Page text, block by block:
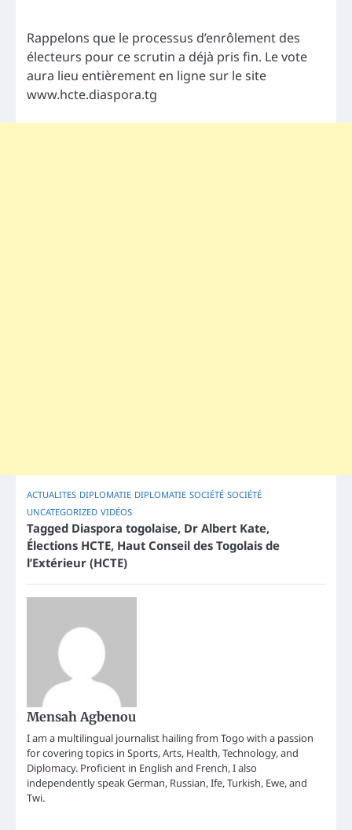
Rappelons que le processus d’enrôlement des
électeurs pour ce scrutin a déjà pris fin. Le vote
aura lieu entièrement en ligne sur le site
www.hcte.diaspora.tg
ACTUALITES DIPLOMATIE DIPLOMATIE SOCIÉTÉ SOCIÉTÉ
UNCATEGORIZED VIDÉOS
Tagged Diaspora togolaise, Dr Albert Kate,
Élections HCTE, Haut Conseil des Togolais de
l’Extérieur (HCTE)
Mensah Agbenou
I am a multilingual journalist hailing from Togo with a passion
for covering topics in Sports, Arts, Health, Technology, and
Diplomacy. Proficient in English and French, I also
independently speak German, Russian, Ife, Turkish, Ewe, and
Twi.